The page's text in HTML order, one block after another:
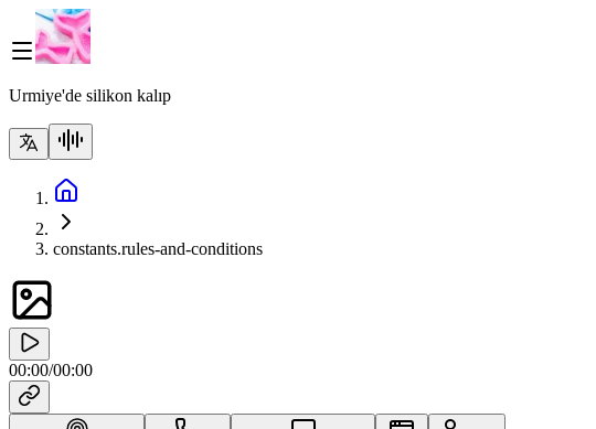
Urmiye'de silikon kalıp
constants.rules-and-conditions
00:00/00:00